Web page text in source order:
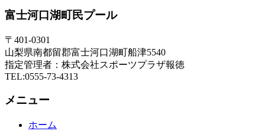
富士河口湖町民プール
〒401-0301
山梨県南都留郡富士河口湖町船津5540
指定管理者：株式会社スポーツプラザ報徳
TEL:0555-73-4313
メニュー
ホーム